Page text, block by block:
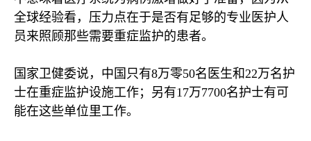
全球经验看，压力点在于是否有足够的专业医护人
员来照顾那些需要重症监护的患者。
国家卫健委说，中国只有8万零50名医生和22万名护
士在重症监护设施工作；另有17万7700名护士有可
能在这些单位里工作。